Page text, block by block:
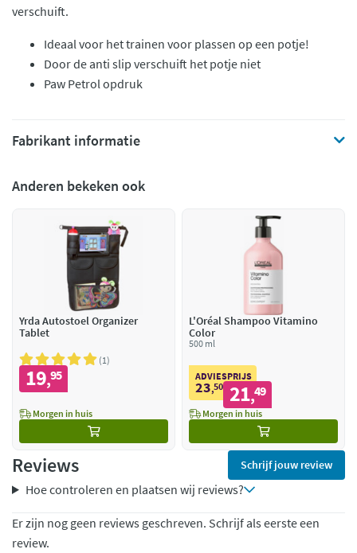
verschuift.
Ideaal voor het trainen voor plassen op een potje!
Door de anti slip verschuift het potje niet
Paw Petrol opdruk
Fabrikant informatie
Anderen bekeken ook
Yrda Autostoel Organizer
Tablet
1
19,95
Morgen in huis
L'Oréal Shampoo Vitamino
Color
500 ml
ADVIESPRIJS
23,50 21,49
Morgen in huis
Reviews Schrijf jouw review
Hoe controleren en plaatsen wij reviews?
Er zijn nog geen reviews geschreven. Schrijf als eerste een
review.